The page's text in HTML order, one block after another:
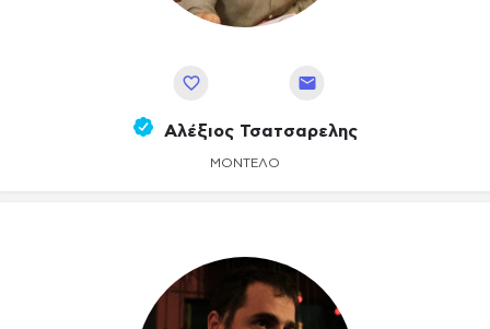
Αλέξιος Τσατσαρελης
ΜΟΝΤΈΛΟ